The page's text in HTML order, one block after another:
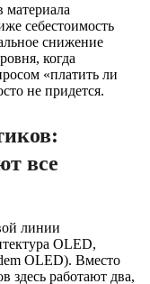
материала
себестоимость
снижение
когда
«платить ли
не придется.
все
линии
OLED,
OLED). Вместо
здесь работают два,